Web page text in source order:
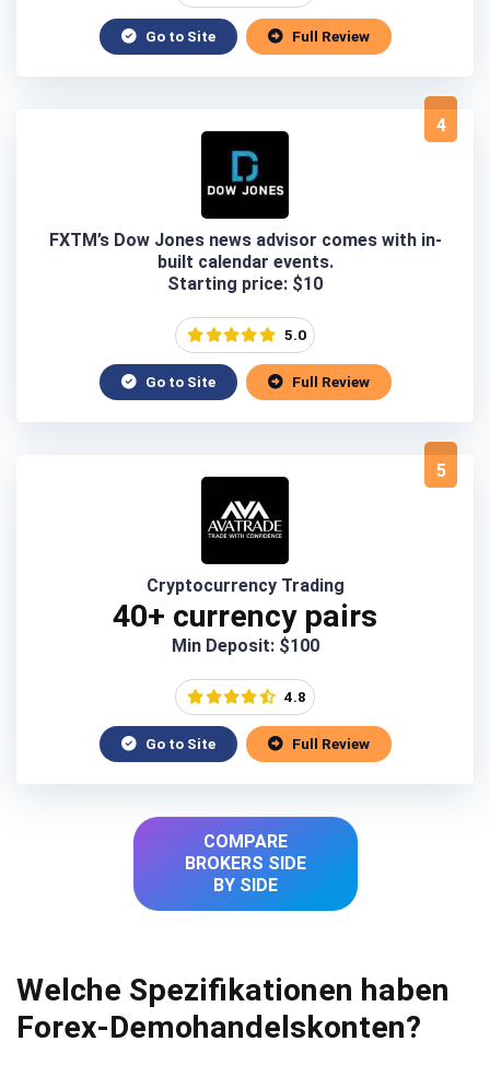
Go to Site Full Review
4
FXTM’s Dow Jones news advisor comes with in-
built calendar events.
Starting price: $10
5.0
Go to Site Full Review
5
Cryptocurrency Trading
40+ currency pairs
Min Deposit: $100
4.8
Go to Site Full Review
COMPARE
BROKERS SIDE
BY SIDE
Welche Spezifikationen haben
Forex-Demohandelskonten?